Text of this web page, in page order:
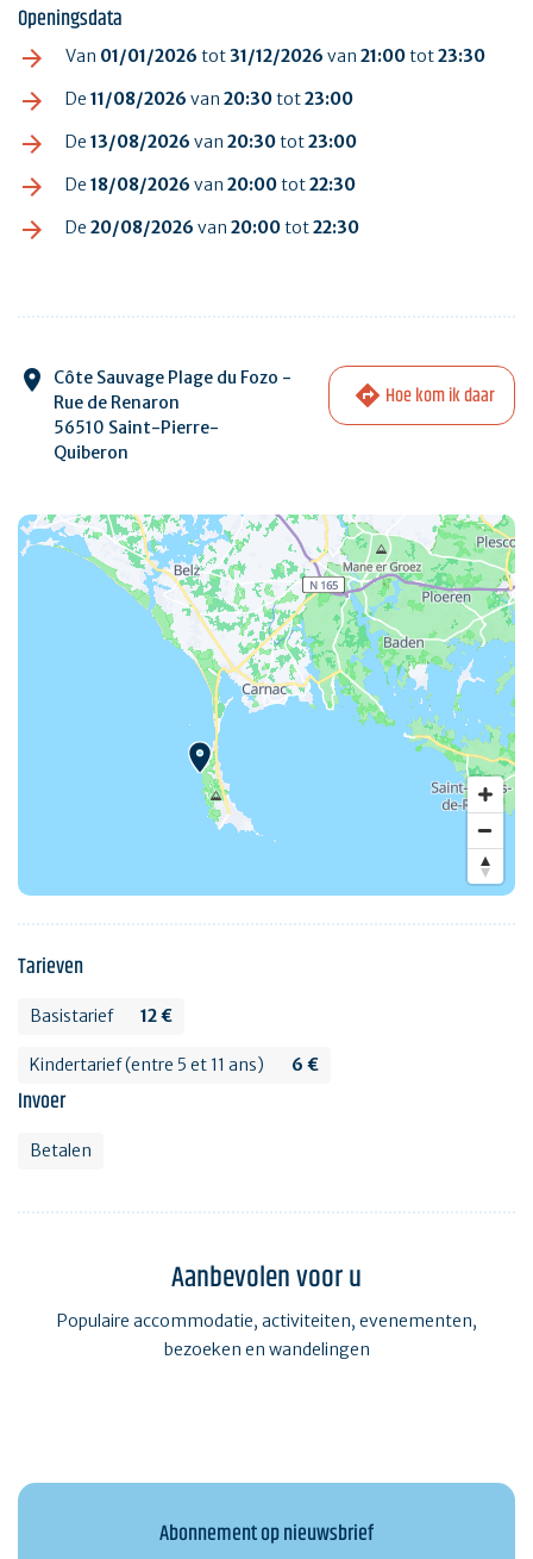
Openingsdata
Van 01/01/2026 tot31/12/2026 van 21:00tot23:30
De 11/08/2026 van 20:30tot23:00
De 13/08/2026 van 20:30tot23:00
De 18/08/2026 van 20:00tot22:30
De 20/08/2026 van 20:00tot22:30
Côte Sauvage Plage du Fozo -
Rue de Renaron
56510 Saint-Pierre-
Quiberon
Hoe kom ik daar
Tarieven
Basistarief 12 €
Kindertarief (entre 5 et 11 ans) 6 €
Invoer
Betalen
Aanbevolen voor u
Populaire accommodatie, activiteiten, evenementen,
bezoeken en wandelingen
Abonnement op nieuwsbrief